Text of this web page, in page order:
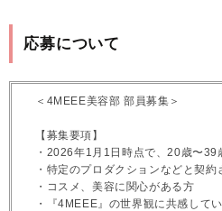
応募について
＜4MEEE美容部 部員募集＞
【募集要項】
・2026年1月1日時点で、20歳〜39
・特定のプロダクションなどと契約
・コスメ、美容に関心がある方
・『4MEEE』の世界観に共感して